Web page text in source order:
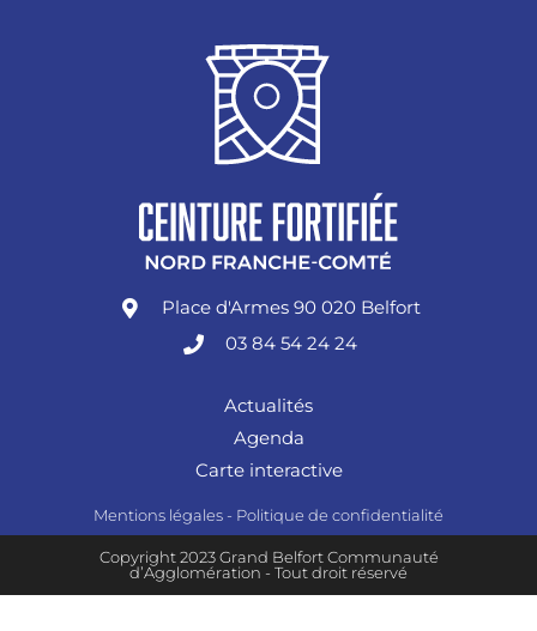
Place d'Armes 90 020 Belfort
03 84 54 24 24
Actualités
Agenda
Carte interactive
Mentions légales - Politique de confidentialité
Copyright 2023 Grand Belfort Communauté
d’Agglomération - Tout droit réservé